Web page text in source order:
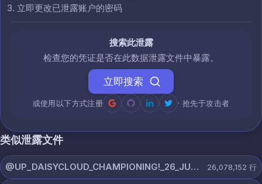
立即更改已泄露账户的密码
搜索此泄露
检查您的凭证是否在此数据泄露文件中暴露。
立即搜索
或使用以下方式注册 · 抢先于攻击者
类似泄露文件
@UP_DAISYCLOUD_CHAMPIONING!_26_JULY_5597_ON_CHANNEL.rar 26,078,152 行